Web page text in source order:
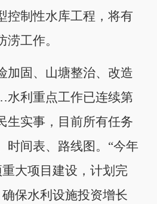
控制性水库工程，将有
涝工作。
固、山塘整治、改造
利重点工作已连续第
生实事，目前所有任务
时间表、路线图。“今年
大项目建设，计划完
保水利设施投资增长